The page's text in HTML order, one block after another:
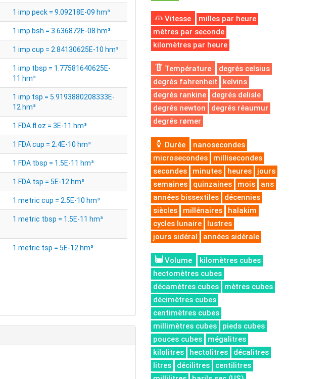
1 imp peck = 9.09218E-09 hm³
1 imp bsh = 3.636872E-08 hm³
1 imp cup = 2.84130625E-10 hm³
1 imp tbsp = 1.77581640625E-
11 hm³
1 imp tsp = 5.9193880208333E-
12 hm³
1 FDA fl oz = 3E-11 hm³
1 FDA cup = 2.4E-10 hm³
1 FDA tbsp = 1.5E-11 hm³
1 FDA tsp = 5E-12 hm³
1 metric cup = 2.5E-10 hm³
1 metric tbsp = 1.5E-11 hm³
1 metric tsp = 5E-12 hm³
Vitesse
milles par heure
mètres par seconde
kilomètres par heure
Température
degrés celsius
degrés fahrenheit
kelvins
degrés rankine
degrés delisle
degrés newton
degrés réaumur
degrés rømer
Durée
nanosecondes
microsecondes
millisecondes
secondes
minutes heures
jours
semaines
quinzaines mois
ans
années bissextiles
décennies
siècles
millénaires
halakim
cycles lunaire
lustres
jours sidéral
années sidérale
Volume
kilomètres cubes
hectomètres cubes
décamètres cubes
mètres cubes
décimètres cubes
centimètres cubes
millimètres cubes
pieds cubes
pouces cubes
mégalitres
kilolitres
hectolitres
décalitres
litres
décilitres
centilitres